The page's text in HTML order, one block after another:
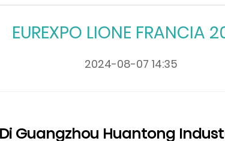
EUREXPO LIONE FRANCIA
2024-08-07 14:35
Guangzhou Huantong